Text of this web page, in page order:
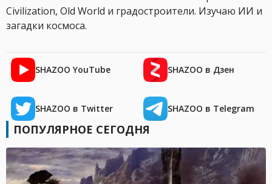
Civilization, Old World и градостроители. Изучаю ИИ и
загадки космоса.
SHAZOO YouTube SHAZOO в Дзен
SHAZOO в Twitter SHAZOO в Telegram
ПОПУЛЯРНОЕ СЕГОДНЯ